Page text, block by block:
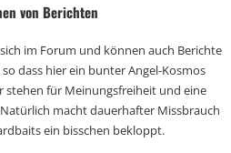
von Berichten
im Forum und können auch Berichte
dass hier ein bunter Angel-Kosmos
stehen für Meinungsfreiheit und eine
macht dauerhafter Missbrauch
ein bisschen bekloppt.